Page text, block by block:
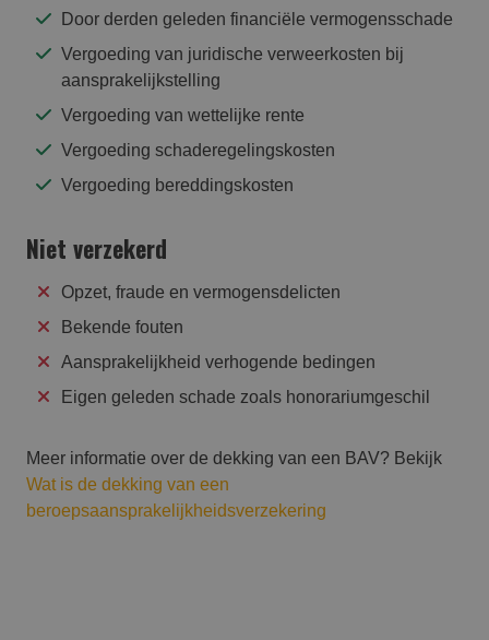
Door derden geleden financiële vermogensschade
Vergoeding van juridische verweerkosten bij
aansprakelijkstelling
Vergoeding van wettelijke rente
Vergoeding schaderegelingskosten
Vergoeding bereddingskosten
Niet verzekerd
Opzet, fraude en vermogensdelicten
Bekende fouten
Aansprakelijkheid verhogende bedingen
Eigen geleden schade zoals honorariumgeschil
Meer informatie over de dekking van een BAV? Bekijk
Wat is de dekking van een
beroepsaansprakelijkheidsverzekering